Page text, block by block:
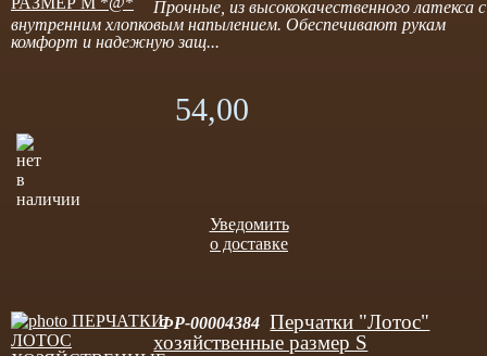
Прочные, из высококачественного латекса с
внутренним хлопковым напылением. Обеспечивают рукам
комфорт и надежную защ...
54,00
Уведомить
о доставке
ФР-00004384 Перчатки "Лотос"
хозяйственные размер S